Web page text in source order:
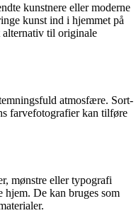
kunstnere eller moderne
kunst ind i hjemmet på
til originale
atmosfære. Sort-
farvefotografier kan tilføre
mønstre eller typografi
hjem. De kan bruges som